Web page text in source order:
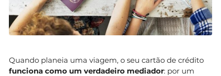
Quando planeia uma viagem, o seu cartão de crédito
funciona como um verdadeiro mediador: por um